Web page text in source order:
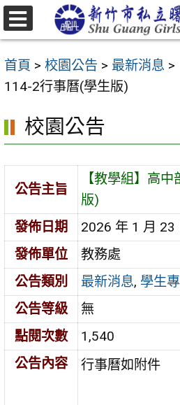
跳
至
要
內
區
首頁 > 校園公告 > 最新消息 >
114-2行事曆(學生版)
校園公告
公告主旨
【教學組】高
版)
發佈日期
2026 年 1 月 23
發佈單位
教務處
公告類別
最新消息, 學生
公告等級
無
點閱次數
1,540
公告內容
行事曆如附件
選
單